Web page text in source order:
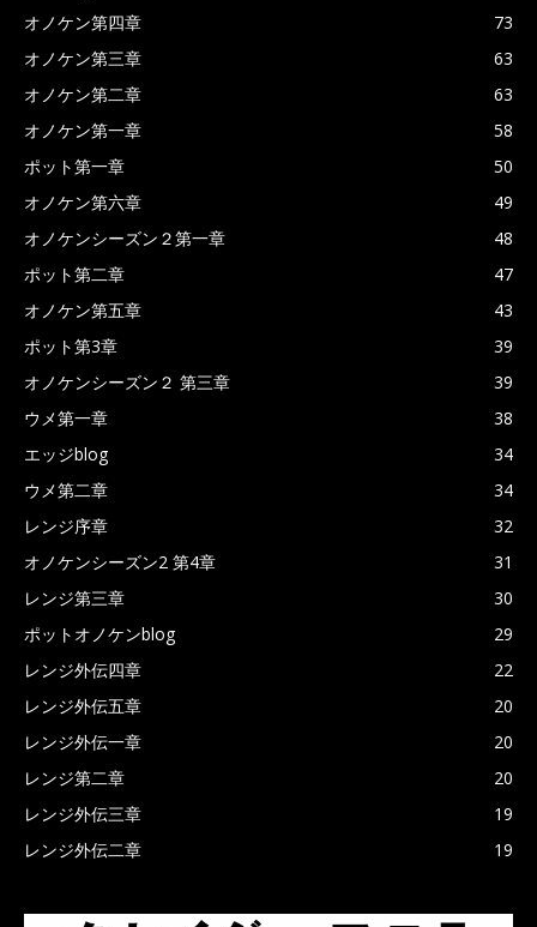
オノケン第四章
73
オノケン第三章
63
オノケン第二章
63
オノケン第一章
58
ポット第一章
50
オノケン第六章
49
オノケンシーズン２第一章
48
ポット第二章
47
オノケン第五章
43
ポット第3章
39
オノケンシーズン２ 第三章
39
ウメ第一章
38
エッジblog
34
ウメ第二章
34
レンジ序章
32
オノケンシーズン2 第4章
31
レンジ第三章
30
ポットオノケンblog
29
レンジ外伝四章
22
レンジ外伝五章
20
レンジ外伝一章
20
レンジ第二章
20
レンジ外伝三章
19
レンジ外伝二章
19